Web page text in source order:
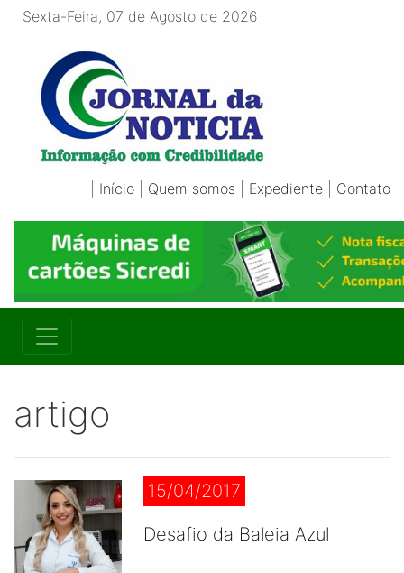
Sexta-Feira, 07 de Agosto de 2026
Início Quem somos Expediente Contato
artigo
15/04/2017
Desafio da Baleia Azul